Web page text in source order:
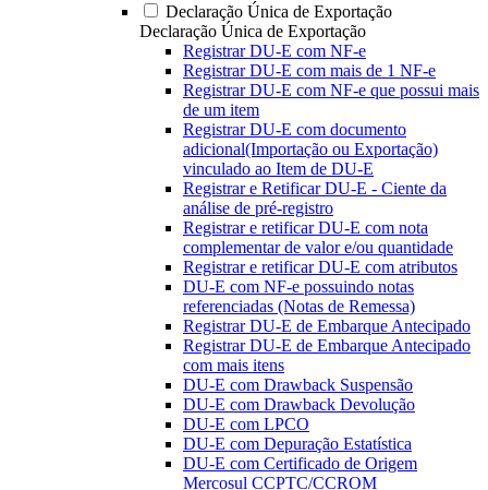
Declaração Única de Exportação
Declaração Única de Exportação
Registrar DU-E com NF-e
Registrar DU-E com mais de 1 NF-e
Registrar DU-E com NF-e que possui mais
de um item
Registrar DU-E com documento
adicional(Importação ou Exportação)
vinculado ao Item de DU-E
Registrar e Retificar DU-E - Ciente da
análise de pré-registro
Registrar e retificar DU-E com nota
complementar de valor e/ou quantidade
Registrar e retificar DU-E com atributos
DU-E com NF-e possuindo notas
referenciadas (Notas de Remessa)
Registrar DU-E de Embarque Antecipado
Registrar DU-E de Embarque Antecipado
com mais itens
DU-E com Drawback Suspensão
DU-E com Drawback Devolução
DU-E com LPCO
DU-E com Depuração Estatística
DU-E com Certificado de Origem
Mercosul CCPTC/CCROM